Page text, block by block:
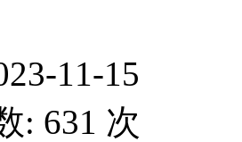
11-15
: 631 次